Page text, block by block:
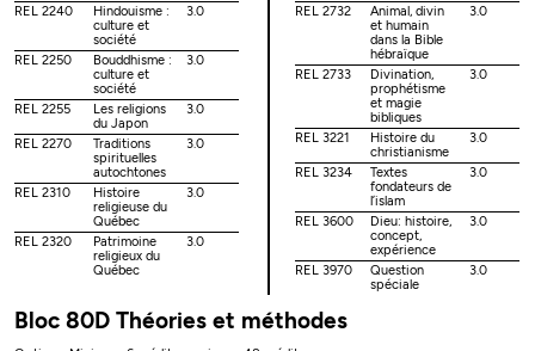
REL 2240
Hindouisme :
culture et
société
3.0
REL 2250
Bouddhisme :
culture et
société
3.0
REL 2255
Les religions
du Japon
3.0
REL 2270
Traditions
spirituelles
autochtones
3.0
REL 2310
Histoire
religieuse du
Québec
3.0
REL 2320
Patrimoine
religieux du
Québec
3.0
REL 2732
Animal, divin
et humain
dans la Bible
hébraïque
3.0
REL 2733
Divination,
prophétisme
et magie
bibliques
3.0
REL 3221
Histoire du
christianisme
3.0
REL 3234
Textes
fondateurs de
l’islam
3.0
REL 3600
Dieu: histoire,
concept,
expérience
3.0
REL 3970
Question
spéciale
3.0
Bloc 80D Théories et méthodes